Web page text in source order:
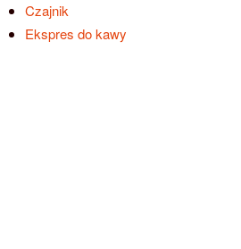
Czajnik
Ekspres do kawy